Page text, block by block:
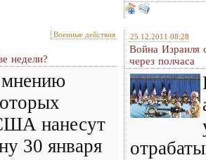
Военные действия
недели?
нанесут
30 января
25.12.2011 08:28
Война Израиля
через полчаса